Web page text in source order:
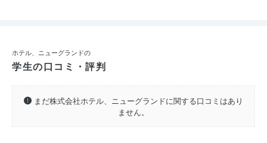
ホテル、ニューグランドの
学生の口コミ・評判
まだ株式会社ホテル、ニューグランドに関する口コミはあり
ません。